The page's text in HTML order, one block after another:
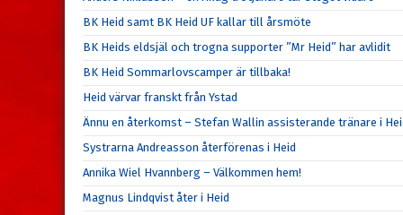
BK Heid samt BK Heid UF kallar till årsmöte
BK Heids eldsjäl och trogna supporter ”Mr Heid” har avlidit
BK Heid Sommarlovscamper är tillbaka!
Heid värvar franskt från Ystad
Ännu en återkomst – Stefan Wallin assisterande tränare i
Systrarna Andreasson återförenas i Heid
Annika Wiel Hvannberg – Välkommen hem!
Magnus Lindqvist åter i Heid